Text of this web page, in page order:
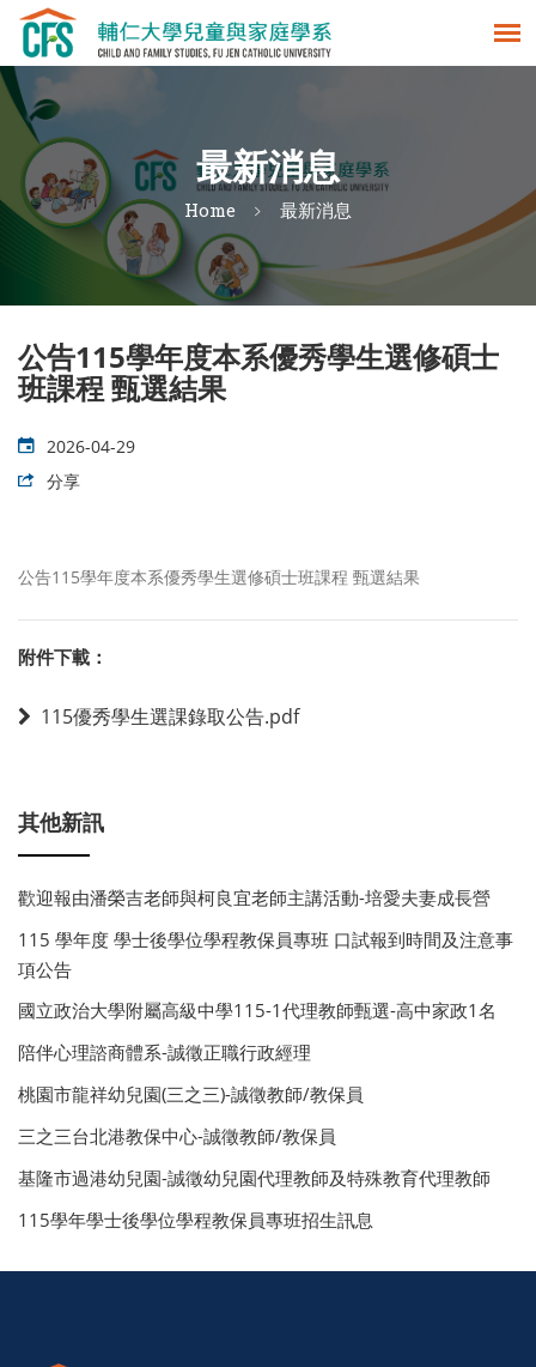
最新消息
Home 最新消息
公告115學年度本系優秀學生選修碩士
班課程 甄選結果
2026-04-29
分享
公告115學年度本系優秀學生選修碩士班課程 甄選結果
附件下載：
115優秀學生選課錄取公告.pdf
其他新訊
歡迎報由潘榮吉老師與柯良宜老師主講活動-培愛夫妻成長營
115 學年度 學士後學位學程教保員專班 口試報到時間及注意事
項公告
國立政治大學附屬高級中學115-1代理教師甄選-高中家政1名
陪伴心理諮商體系-誠徵正職行政經理
桃園市龍祥幼兒園(三之三)-誠徵教師/教保員
三之三台北港教保中心-誠徵教師/教保員
基隆市過港幼兒園-誠徵幼兒園代理教師及特殊教育代理教師
115學年學士後學位學程教保員專班招生訊息